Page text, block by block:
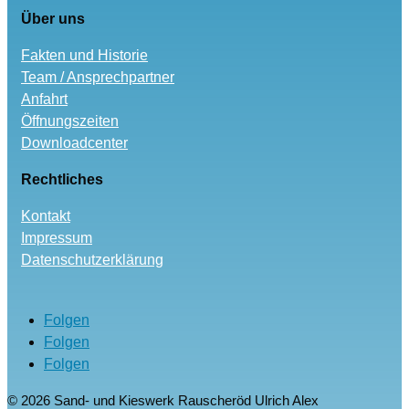
Über uns
Fakten und Historie
Team / Ansprechpartner
Anfahrt
Öffnungszeiten
Downloadcenter
Rechtliches
Kontakt
Impressum
Datenschutzerklärung
Folgen
Folgen
Folgen
© 2026 Sand- und Kieswerk Rauscheröd Ulrich Alex